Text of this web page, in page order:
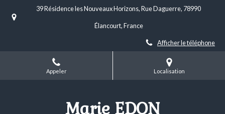
39 Résidence les Nouveaux Horizons, Rue Daguerre, 78990
Élancourt, France
Afficher le téléphone
Appeler Localisation
Marie EDON